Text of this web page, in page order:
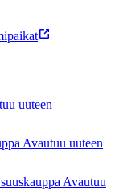
uuteen
Avautuu uuteen
Avautuu